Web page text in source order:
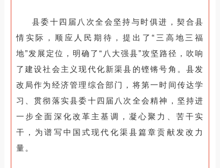
县委十四届八次全会坚持与时俱进，契合县
情实际，顺应人民期待，提出了“三高地三福
地”发展定位，明确了“八大强县”攻坚路径，吹响
了建设社会主义现代化新渠县的铿锵号角。县发
改局作为经济管理综合部门，将第一时间传达学
习、贯彻落实县委十四届八次全会精神，坚持进
一步全面深化改革主基调，凝心聚力、 苦干实
干 ，为谱写中国式现代化渠县篇章贡献发改力
量。